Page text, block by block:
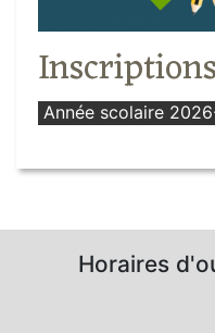
Année scolaire
Horaires